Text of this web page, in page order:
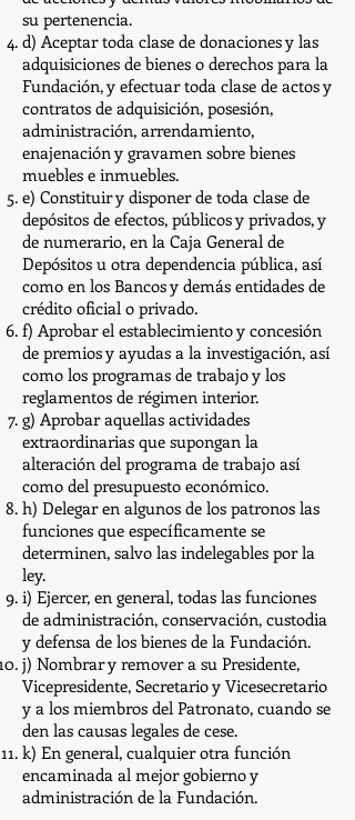
su pertenencia.
d) Aceptar toda clase de donaciones y las
adquisiciones de bienes o derechos para la
Fundación, y efectuar toda clase de actos y
contratos de adquisición, posesión,
administración, arrendamiento,
enajenación y gravamen sobre bienes
muebles e inmuebles.
e) Constituir y disponer de toda clase de
depósitos de efectos, públicos y privados, y
de numerario, en la Caja General de
Depósitos u otra dependencia pública, así
como en los Bancos y demás entidades de
crédito oficial o privado.
f) Aprobar el establecimiento y concesión
de premios y ayudas a la investigación, así
como los programas de trabajo y los
reglamentos de régimen interior.
g) Aprobar aquellas actividades
extraordinarias que supongan la
alteración del programa de trabajo así
como del presupuesto económico.
h) Delegar en algunos de los patronos las
funciones que específicamente se
determinen, salvo las indelegables por la
ley.
i) Ejercer, en general, todas las funciones
de administración, conservación, custodia
y defensa de los bienes de la Fundación.
j) Nombrar y remover a su Presidente,
Vicepresidente, Secretario y Vicesecretario
y a los miembros del Patronato, cuando se
den las causas legales de cese.
k) En general, cualquier otra función
encaminada al mejor gobierno y
administración de la Fundación.